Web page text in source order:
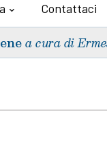
Contattaci
a cura di